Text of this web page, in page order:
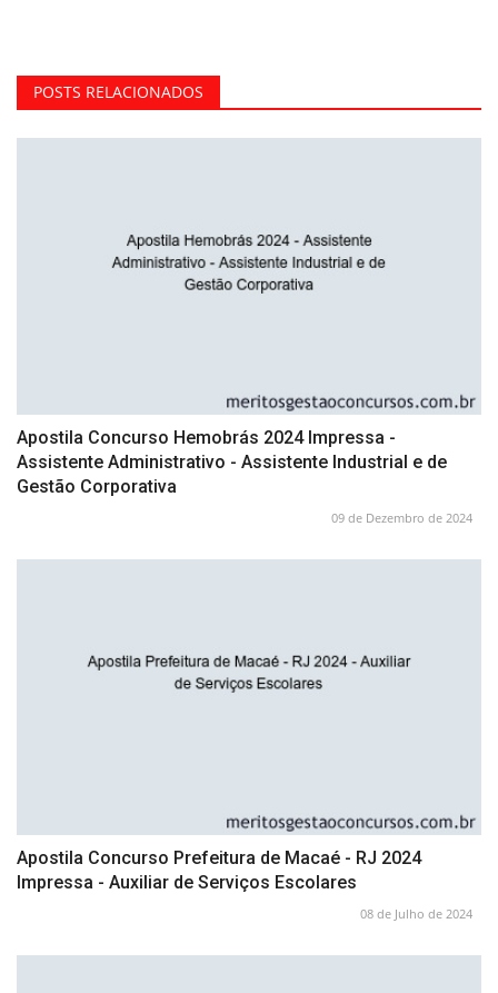
POSTS RELACIONADOS
Apostila Concurso Hemobrás 2024 Impressa -
Assistente Administrativo - Assistente Industrial e de
Gestão Corporativa
09 de Dezembro de 2024
Apostila Concurso Prefeitura de Macaé - RJ 2024
Impressa - Auxiliar de Serviços Escolares
08 de Julho de 2024